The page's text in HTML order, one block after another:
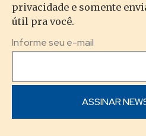
privacidade e somente
útil pra você.
Informe seu e-mail